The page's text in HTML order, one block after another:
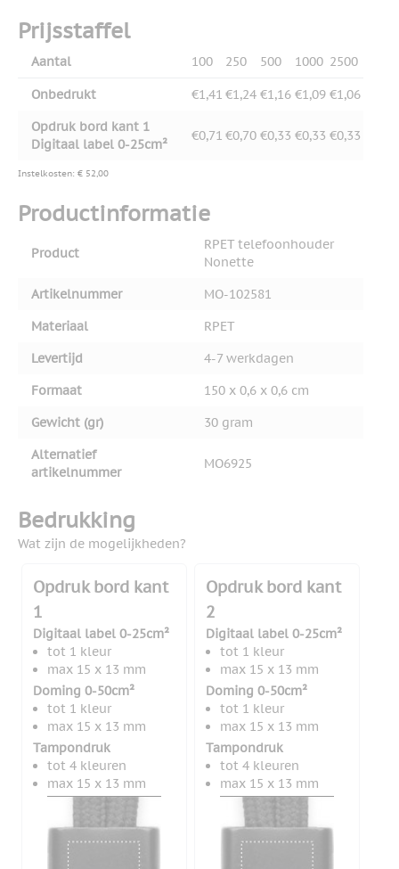
Prijsstaffel
Aantal 100 250 500 1000 2500
Onbedrukt €1,41 €1,24 €1,16 €1,09 €1,06
Opdruk bord kant 1
Digitaal label 0-25cm²
€0,71 €0,70 €0,33 €0,33 €0,33
Instelkosten: € 52,00
Productinformatie
Product
RPET telefoonhouder
Nonette
Artikelnummer
MO-102581
Materiaal
RPET
Levertijd
4-7 werkdagen
Formaat
150 x 0,6 x 0,6 cm
Gewicht (gr)
30 gram
Alternatief
artikelnummer
MO6925
Bedrukking
Wat zijn de mogelijkheden?
Opdruk bord kant
1
Digitaal label 0-25cm²
tot 1 kleur
max 15 x 13 mm
Doming 0-50cm²
tot 1 kleur
max 15 x 13 mm
Tampondruk
tot 4 kleuren
max 15 x 13 mm
Opdruk bord kant
2
Digitaal label 0-25cm²
tot 1 kleur
max 15 x 13 mm
Doming 0-50cm²
tot 1 kleur
max 15 x 13 mm
Tampondruk
tot 4 kleuren
max 15 x 13 mm